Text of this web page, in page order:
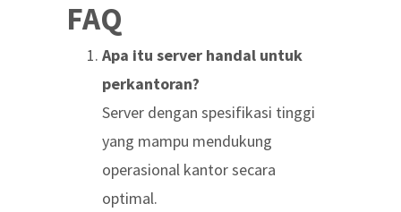
FAQ
Apa itu server handal untuk
perkantoran?
Server dengan spesifikasi tinggi
yang mampu mendukung
operasional kantor secara
optimal.